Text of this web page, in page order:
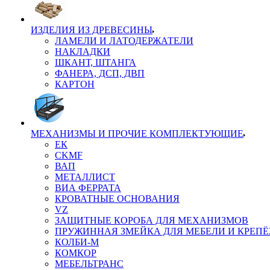
ИЗДЕЛИЯ ИЗ ДРЕВЕСИНЫ
ЛАМЕЛИ И ЛАТОДЕРЖАТЕЛИ
НАКЛАДКИ
ШКАНТ, ШТАНГА
ФАНЕРА, ДСП, ДВП
КАРТОН
МЕХАНИЗМЫ И ПРОЧИЕ КОМПЛЕКТУЮЩИЕ
ЕК
CKMF
ВАП
МЕТАЛЛИСТ
ВИА ФЕРРАТА
КРОВАТНЫЕ ОСНОВАНИЯ
VZ
ЗАЩИТНЫЕ КОРОБА ДЛЯ МЕХАНИЗМОВ
ПРУЖИННАЯ ЗМЕЙКА ДЛЯ МЕБЕЛИ И
КОЛБИ-М
КОМКОР
МЕБЕЛЬТРАНС